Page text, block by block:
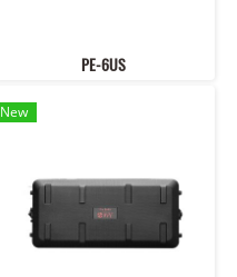
PE-6US
New